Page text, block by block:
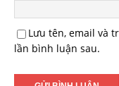
Lưu tên, email và
lần bình luận sau.